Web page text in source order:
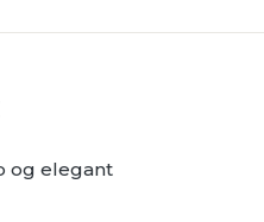
og elegant